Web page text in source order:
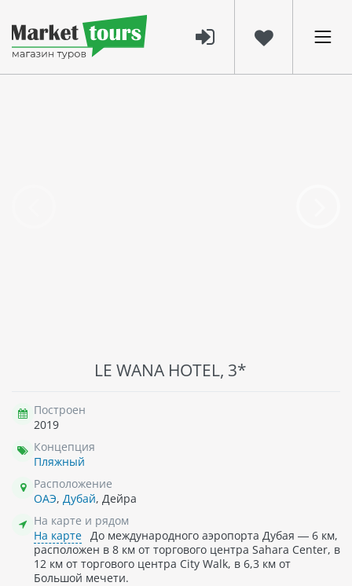
LE WANA HOTEL, 3*
Построен
2019
Концепция
Пляжный
Расположение
ОАЭ, Дубай, Дейра
На карте и рядом
На карте
До международного аэропорта Дубая — 6 км,
расположен в 8 км от торгового центра Sahara Center, в
12 км от торгового центра City Walk, в 6,3 км от
Большой мечети.